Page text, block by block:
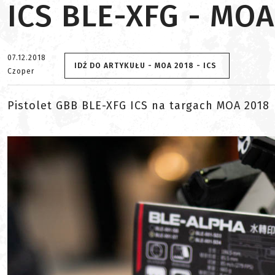
ICS BLE-XFG -
07.12.2018
Czoper
IDŹ DO ARTYKUŁU - MOA 2018 - ICS
Pistolet GBB BLE-XFG ICS na targach MOA 2018